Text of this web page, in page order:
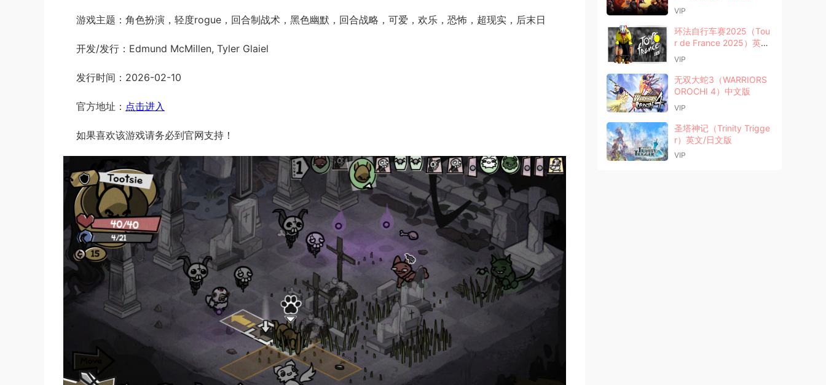
游戏主题：角色扮演，轻度rogue，回合制战术，黑色幽默，回合战略，可爱，欢乐，恐怖，超现实，后末日
开发/发行：Edmund McMillen, Tyler Glaiel
发行时间：2026-02-10
官方地址： 点击进入
如果喜欢该游戏请务必到官网支持！
VIP
环法自行车赛2025（Tou
r de France 2025）英文
版
VIP
无双大蛇3（WARRIORS
OROCHI 4）中文版
VIP
圣塔神记（Trinity Trigge
r）英文/日文版
VIP